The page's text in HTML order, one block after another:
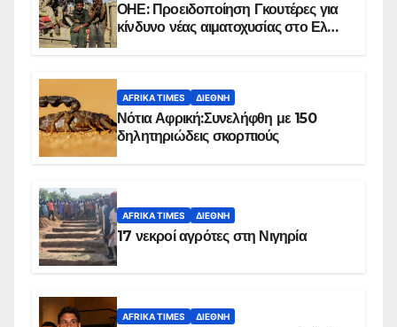
ΟΗΕ: Προειδοποίηση Γκουτέρες για
κίνδυνο νέας αιματοχυσίας στο Ελ
AFRIKA TIMES ΔΙΕΘΝΉ
Νότια Αφρική:Συνελήφθη με 150
δηλητηριώδεις σκορπιούς
AFRIKA TIMES ΔΙΕΘΝΉ
17 νεκροί αγρότες στη Νιγηρία
AFRIKA TIMES ΔΙΕΘΝΉ